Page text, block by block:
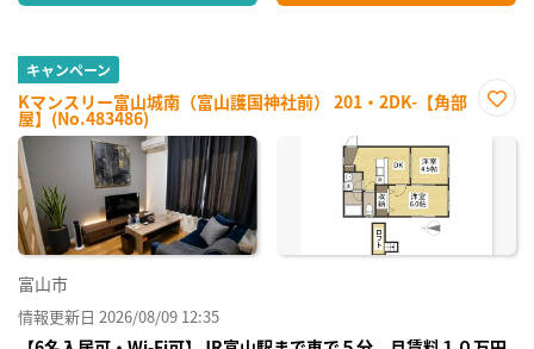
キャンペーン
Kマンスリー富山城南（富山護国神社前） 201・2DK-【角部
屋】(No.483486)
に入
富山市
情報更新日 2026/08/09 12:35